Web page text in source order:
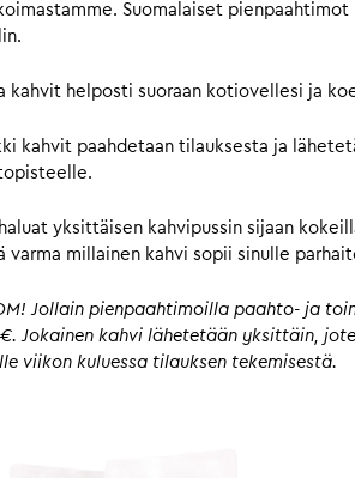
Suomalaiset
kahvit helposti suoraan kotiovellesi ja
kahvit paahdetaan tilauksesta ja
yksittäisen kahvipussin sijaan
varma millainen kahvi sopii sinulle
Jollain pienpaahtimoilla paahto- ja
Jokainen kahvi lähetetään yksittäin,
viikon kuluessa tilauksen tekemisestä.